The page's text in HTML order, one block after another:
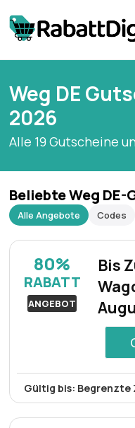
Weg DE
2026
Alle 19 Gutscheine
Beliebte Weg
Alle Angebote Codes
80%
RABATT
ANGEBOT
Bis
Gültig bis: Begrenzte